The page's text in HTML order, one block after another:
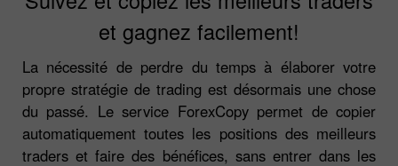
et gagnez facilement!
La nécessité de perdre du temps à élaborer votre
propre stratégie de trading est désormais une chose
du passé. Le service ForexCopy permet de copier
automatiquement toutes les positions des meilleurs
traders et faire des bénéfices, sans entrer dans les